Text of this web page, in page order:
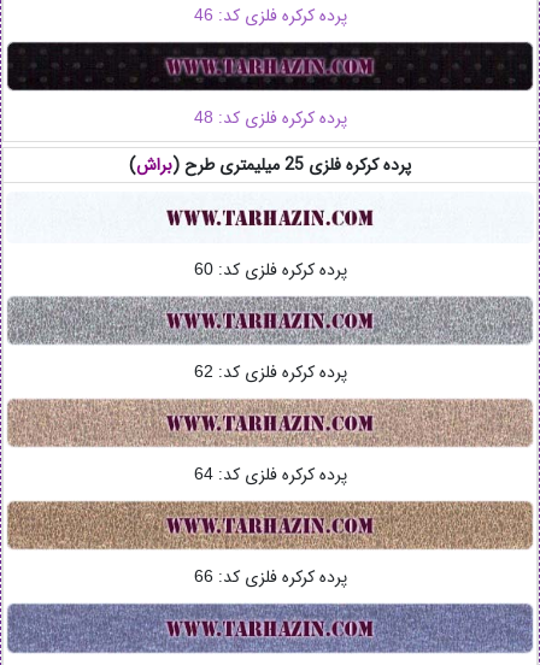
پرده کرکره فلزی کد:
پرده کرکره فلزی کد:
پرده کرکره فلزی 25 میلیمتری طرح ( براش)
پرده کرکره فلزی کد: 60
پرده کرکره فلزی کد:
پرده کرکره فلزی کد: 64
پرده کرکره فلزی کد: